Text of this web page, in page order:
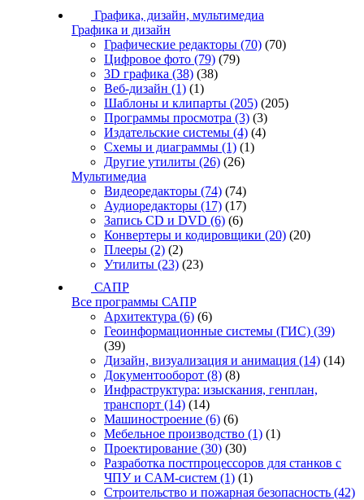
Графика, дизайн, мультимедиа
Графика и дизайн
Графические редакторы (70) (70)
Цифровое фото (79) (79)
3D графика (38) (38)
Веб-дизайн (1) (1)
Шаблоны и клипарты (205) (205)
Программы просмотра (3) (3)
Издательские системы (4) (4)
Схемы и диаграммы (1) (1)
Другие утилиты (26) (26)
Мультимедиа
Видеоредакторы (74) (74)
Аудиоредакторы (17) (17)
Запись CD и DVD (6) (6)
Конвертеры и кодировщики (20) (20)
Плееры (2) (2)
Утилиты (23) (23)
САПР
Все программы САПР
Архитектура (6) (6)
Геоинформационные системы (ГИС) (39)
(39)
Дизайн, визуализация и анимация (14) (14)
Документооборот (8) (8)
Инфраструктура: изыскания, генплан,
транспорт (14) (14)
Машиностроение (6) (6)
Мебельное производство (1) (1)
Проектирование (30) (30)
Разработка постпроцессоров для станков с
ЧПУ и CAM-систем (1) (1)
Строительство и пожарная безопасность (42)